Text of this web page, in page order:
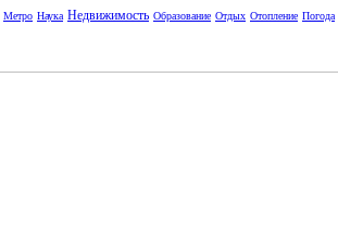
Метро Наука Недвижимость Образование Отдых Отопление Погода